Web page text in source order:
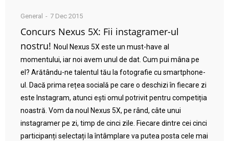
General 7 Dec 2015
Concurs Nexus 5X: Fii instagramer-ul
nostru! Noul Nexus 5X este un must-have al
momentului, iar noi avem unul de dat. Cum pui mâna pe
el? Arătându-ne talentul tău la fotografie cu smartphone-
ul. Dacă prima rețea socială pe care o deschizi în fiecare zi
este Instagram, atunci ești omul potrivit pentru competiția
noastră. Vom da noul Nexus 5X, pe rând, câte unui
instagramer pe zi, timp de cinci zile. Fiecare dintre cei cinci
participanți selectați la întâmplare va putea posta cele mai